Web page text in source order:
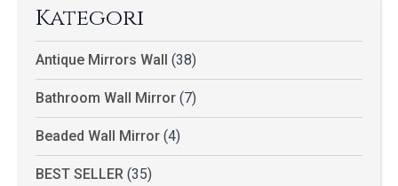
Kategori
Antique Mirrors Wall (38)
Bathroom Wall Mirror (7)
Beaded Wall Mirror (4)
BEST SELLER (35)